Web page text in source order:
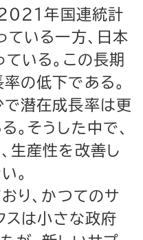
０２１年国連統計
ている一方、日本
ている。この長期
の低下である。
潜在成長率は更
。そうした中で、
生産性を改善し
。
り、かつてのサ
スは小さな政府